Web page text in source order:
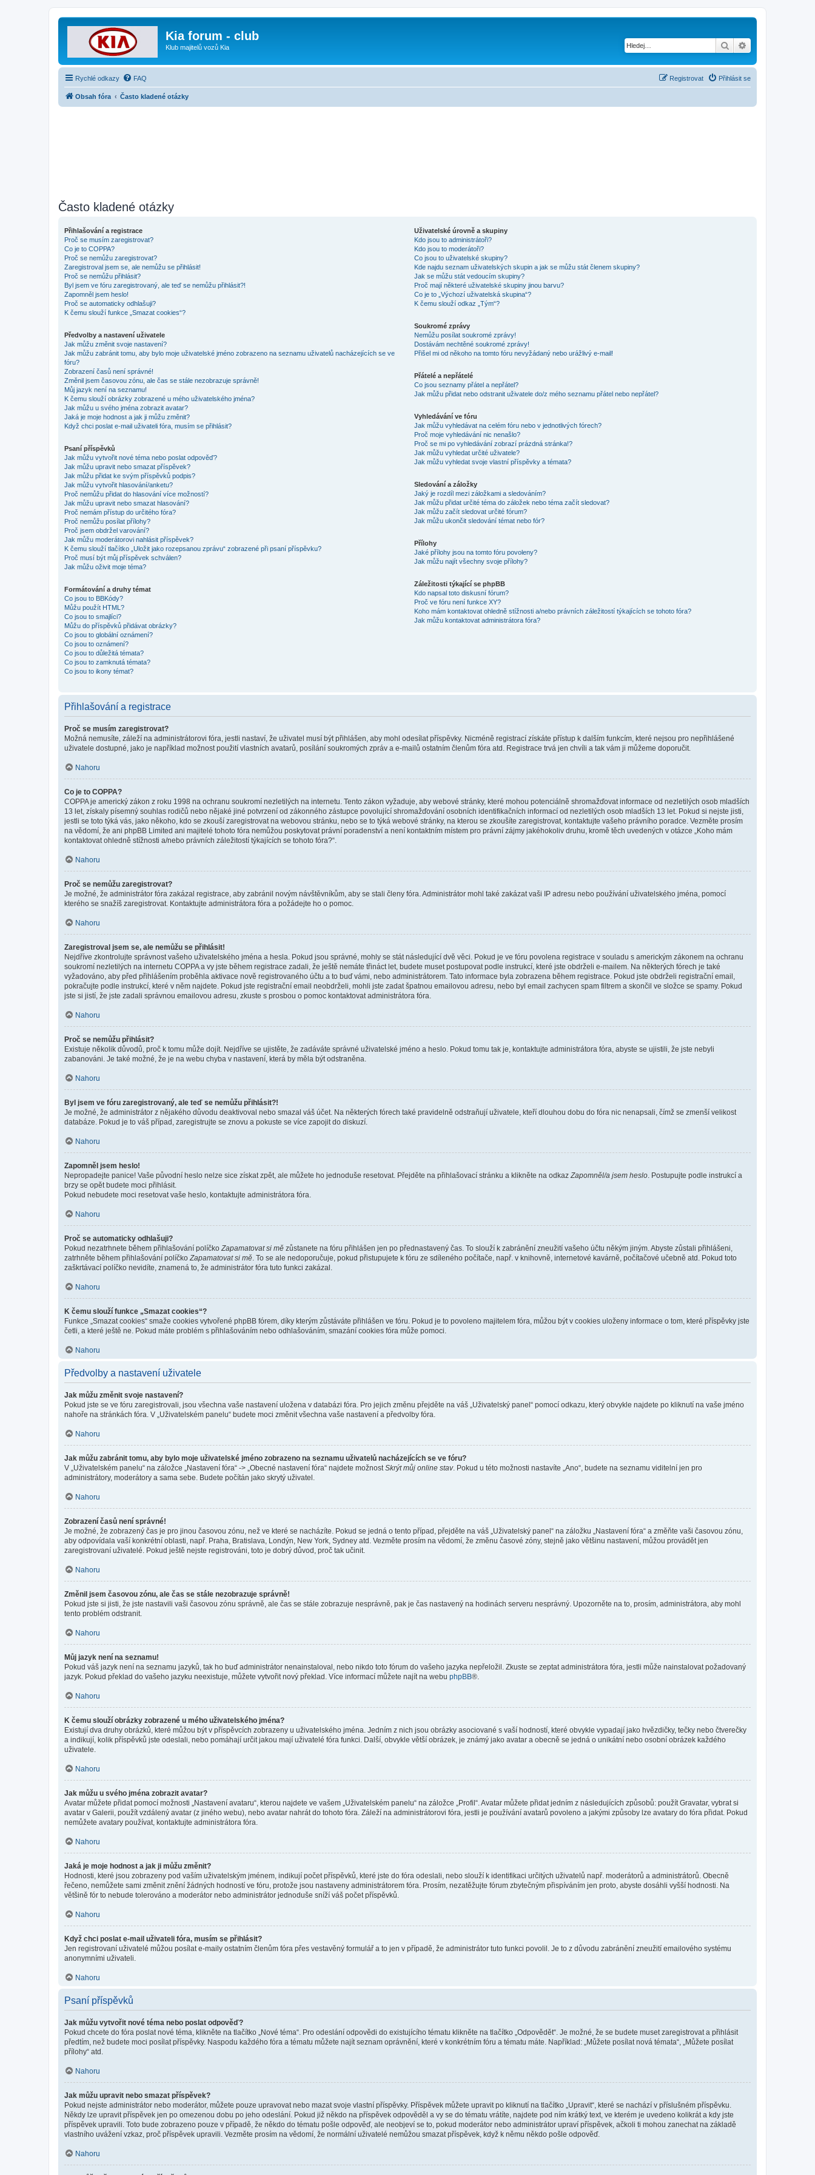
Kia forum - club
Klub majitelů vozů Kia Hledat
Rychlé odkazy FAQ Přihlásit se
Registrovat
Obsah fóra Často kladené otázky
Často kladené otázky
Přihlašování a registrace
Proč se musím zaregistrovat?
Co je to COPPA?
Proč se nemůžu zaregistrovat?
Zaregistroval jsem se, ale nemůžu se přihlásit!
Proč se nemůžu přihlásit?
Byl jsem ve fóru zaregistrovaný, ale teď se nemůžu přihlásit?!
Zapomněl jsem heslo!
Proč se automaticky odhlašuji?
K čemu slouží funkce „Smazat cookies“?
Předvolby a nastavení uživatele
Jak můžu změnit svoje nastavení?
Jak můžu zabránit tomu, aby bylo moje uživatelské jméno zobrazeno na seznamu uživatelů nacházejících se ve
fóru?
Zobrazení časů není správné!
Změnil jsem časovou zónu, ale čas se stále nezobrazuje správně!
Můj jazyk není na seznamu!
K čemu slouží obrázky zobrazené u mého uživatelského jména?
Jak můžu u svého jména zobrazit avatar?
Jaká je moje hodnost a jak ji můžu změnit?
Když chci poslat e-mail uživateli fóra, musím se přihlásit?
Psaní příspěvků
Jak můžu vytvořit nové téma nebo poslat odpověď?
Jak můžu upravit nebo smazat příspěvek?
Jak můžu přidat ke svým příspěvků podpis?
Jak můžu vytvořit hlasování/anketu?
Proč nemůžu přidat do hlasování více možností?
Jak můžu upravit nebo smazat hlasování?
Proč nemám přístup do určitého fóra?
Proč nemůžu posílat přílohy?
Proč jsem obdržel varování?
Jak můžu moderátorovi nahlásit příspěvek?
K čemu slouží tlačítko „Uložit jako rozepsanou zprávu“ zobrazené při psaní příspěvku?
Proč musí být můj příspěvek schválen?
Jak můžu oživit moje téma?
Formátování a druhy témat
Co jsou to BBKódy?
Můžu použít HTML?
Co jsou to smajlíci?
Můžu do příspěvků přidávat obrázky?
Co jsou to globální oznámení?
Co jsou to oznámení?
Co jsou to důležitá témata?
Co jsou to zamknutá témata?
Co jsou to ikony témat?
Uživatelské úrovně a skupiny
Kdo jsou to administrátoři?
Kdo jsou to moderátoři?
Co jsou to uživatelské skupiny?
Kde najdu seznam uživatelských skupin a jak se můžu stát členem skupiny?
Jak se můžu stát vedoucím skupiny?
Proč mají některé uživatelské skupiny jinou barvu?
Co je to „Výchozí uživatelská skupina“?
K čemu slouží odkaz „Tým“?
Soukromé zprávy
Nemůžu posílat soukromé zprávy!
Dostávám nechtěné soukromé zprávy!
Přišel mi od někoho na tomto fóru nevyžádaný nebo urážlivý e-mail!
Přátelé a nepřátelé
Co jsou seznamy přátel a nepřátel?
Jak můžu přidat nebo odstranit uživatele do/z mého seznamu přátel nebo nepřátel?
Vyhledávání ve fóru
Jak můžu vyhledávat na celém fóru nebo v jednotlivých fórech?
Proč moje vyhledávání nic nenašlo?
Proč se mi po vyhledávání zobrazí prázdná stránka!?
Jak můžu vyhledat určité uživatele?
Jak můžu vyhledat svoje vlastní příspěvky a témata?
Sledování a záložky
Jaký je rozdíl mezi záložkami a sledováním?
Jak můžu přidat určité téma do záložek nebo téma začít sledovat?
Jak můžu začít sledovat určité fórum?
Jak můžu ukončit sledování témat nebo fór?
Přílohy
Jaké přílohy jsou na tomto fóru povoleny?
Jak můžu najít všechny svoje přílohy?
Záležitosti týkající se phpBB
Kdo napsal toto diskusní fórum?
Proč ve fóru není funkce XY?
Koho mám kontaktovat ohledně stížnosti a/nebo právních záležitostí týkajících se tohoto fóra?
Jak můžu kontaktovat administrátora fóra?
Přihlašování a registrace
Proč se musím zaregistrovat?
Možná nemusíte, záleží na administrátorovi fóra, jestli nastaví, že uživatel musí být přihlášen, aby mohl odesílat příspěvky. Nicméně registrací získáte přístup k dalším funkcím, které nejsou pro nepřihlášené
uživatele dostupné, jako je například možnost použití vlastních avatarů, posílání soukromých zpráv a e-mailů ostatním členům fóra atd. Registrace trvá jen chvíli a tak vám ji můžeme doporučit.
Nahoru
Co je to COPPA?
COPPA je americký zákon z roku 1998 na ochranu soukromí nezletilých na internetu. Tento zákon vyžaduje, aby webové stránky, které mohou potenciálně shromažďovat informace od nezletilých osob mladších
13 let, získaly písemný souhlas rodičů nebo nějaké jiné potvrzení od zákonného zástupce povolující shromažďování osobních identifikačních informací od nezletilých osob mladších 13 let. Pokud si nejste jisti,
jestli se toto týká vás, jako někoho, kdo se zkouší zaregistrovat na webovou stránku, nebo se to týká webové stránky, na kterou se zkoušíte zaregistrovat, kontaktujte vašeho právního poradce. Vezměte prosím
na vědomí, že ani phpBB Limited ani majitelé tohoto fóra nemůžou poskytovat právní poradenství a není kontaktním místem pro právní zájmy jakéhokoliv druhu, kromě těch uvedených v otázce „Koho mám
kontaktovat ohledně stížnosti a/nebo právních záležitostí týkajících se tohoto fóra?“.
Nahoru
Proč se nemůžu zaregistrovat?
Je možné, že administrátor fóra zakázal registrace, aby zabránil novým návštěvníkům, aby se stali členy fóra. Administrátor mohl také zakázat vaši IP adresu nebo používání uživatelského jména, pomocí
kterého se snažíš zaregistrovat. Kontaktujte administrátora fóra a požádejte ho o pomoc.
Nahoru
Zaregistroval jsem se, ale nemůžu se přihlásit!
Nejdříve zkontrolujte správnost vašeho uživatelského jména a hesla. Pokud jsou správné, mohly se stát následující dvě věci. Pokud je ve fóru povolena registrace v souladu s americkým zákonem na ochranu
soukromí nezletilých na internetu COPPA a vy jste během registrace zadali, že ještě nemáte třináct let, budete muset postupovat podle instrukcí, které jste obdrželi e-mailem. Na některých fórech je také
vyžadováno, aby před přihlášením proběhla aktivace nově registrovaného účtu a to buď vámi, nebo administrátorem. Tato informace byla zobrazena během registrace. Pokud jste obdrželi registrační email,
pokračujte podle instrukcí, které v něm najdete. Pokud jste registrační email neobdrželi, mohli jste zadat špatnou emailovou adresu, nebo byl email zachycen spam filtrem a skončil ve složce se spamy. Pokud
jste si jistí, že jste zadali správnou emailovou adresu, zkuste s prosbou o pomoc kontaktovat administrátora fóra.
Nahoru
Proč se nemůžu přihlásit?
Existuje několik důvodů, proč k tomu může dojít. Nejdříve se ujistěte, že zadáváte správné uživatelské jméno a heslo. Pokud tomu tak je, kontaktujte administrátora fóra, abyste se ujistili, že jste nebyli
zabanováni. Je také možné, že je na webu chyba v nastavení, která by měla být odstraněna.
Nahoru
Byl jsem ve fóru zaregistrovaný, ale teď se nemůžu přihlásit?!
Je možné, že administrátor z nějakého důvodu deaktivoval nebo smazal váš účet. Na některých fórech také pravidelně odstraňují uživatele, kteří dlouhou dobu do fóra nic nenapsali, čímž se zmenší velikost
databáze. Pokud je to váš případ, zaregistrujte se znovu a pokuste se více zapojit do diskuzí.
Nahoru
Zapomněl jsem heslo!
Nepropadejte panice! Vaše původní heslo nelze sice získat zpět, ale můžete ho jednoduše resetovat. Přejděte na přihlašovací stránku a klikněte na odkaz Zapomněl/a jsem heslo . Postupujte podle instrukcí a
brzy se opět budete moci přihlásit.
Pokud nebudete moci resetovat vaše heslo, kontaktujte administrátora fóra.
Nahoru
Proč se automaticky odhlašuji?
Pokud nezatrhnete během přihlašování políčko Zapamatovat si mě zůstanete na fóru přihlášen jen po přednastavený čas. To slouží k zabránění zneužití vašeho účtu někým jiným. Abyste zůstali přihlášeni,
zatrhněte během přihlašování políčko Zapamatovat si mě . To se ale nedoporučuje, pokud přistupujete k fóru ze sdíleného počítače, např. v knihovně, internetové kavárně, počítačové učebně atd. Pokud toto
zaškrtávací políčko nevidíte, znamená to, že administrátor fóra tuto funkci zakázal.
Nahoru
K čemu slouží funkce „Smazat cookies“?
Funkce „Smazat cookies“ smaže cookies vytvořené phpBB fórem, díky kterým zůstáváte přihlášen ve fóru. Pokud je to povoleno majitelem fóra, můžou být v cookies uloženy informace o tom, které příspěvky jste
četli, a které ještě ne. Pokud máte problém s přihlašováním nebo odhlašováním, smazání cookies fóra může pomoci.
Nahoru
Předvolby a nastavení uživatele
Jak můžu změnit svoje nastavení?
Pokud jste se ve fóru zaregistrovali, jsou všechna vaše nastavení uložena v databázi fóra. Pro jejich změnu přejděte na váš „Uživatelský panel“ pomocí odkazu, který obvykle najdete po kliknutí na vaše jméno
nahoře na stránkách fóra. V „Uživatelském panelu“ budete moci změnit všechna vaše nastavení a předvolby fóra.
Nahoru
Jak můžu zabránit tomu, aby bylo moje uživatelské jméno zobrazeno na seznamu uživatelů nacházejících se ve fóru?
V „Uživatelském panelu“ na záložce „Nastavení fóra“ -> „Obecné nastavení fóra“ najdete možnost Skrýt můj online stav. Pokud u této možnosti nastavíte „Ano“, budete na seznamu viditelní jen pro
administrátory, moderátory a sama sebe. Budete počítán jako skrytý uživatel.
Nahoru
Zobrazení časů není správné!
Je možné, že zobrazený čas je pro jinou časovou zónu, než ve které se nacházíte. Pokud se jedná o tento případ, přejděte na váš „Uživatelský panel“ na záložku „Nastavení fóra“ a změňte vaši časovou zónu,
aby odpovídala vaší konkrétní oblasti, např. Praha, Bratislava, Londýn, New York, Sydney atd. Vezměte prosím na vědomí, že změnu časové zóny, stejně jako většinu nastavení, můžou provádět jen
zaregistrovaní uživatelé. Pokud ještě nejste registrováni, toto je dobrý důvod, proč tak učinit.
Nahoru
Změnil jsem časovou zónu, ale čas se stále nezobrazuje správně!
Pokud jste si jisti, že jste nastavili vaši časovou zónu správně, ale čas se stále zobrazuje nesprávně, pak je čas nastavený na hodinách serveru nesprávný. Upozorněte na to, prosím, administrátora, aby mohl
tento problém odstranit.
Nahoru
Můj jazyk není na seznamu!
Pokud váš jazyk není na seznamu jazyků, tak ho buď administrátor nenainstaloval, nebo nikdo toto fórum do vašeho jazyka nepřeložil. Zkuste se zeptat administrátora fóra, jestli může nainstalovat požadovaný
jazyk. Pokud překlad do vašeho jazyku neexistuje, můžete vytvořit nový překlad. Více informací můžete najít na webu phpBB®.
Nahoru
K čemu slouží obrázky zobrazené u mého uživatelského jména?
Existují dva druhy obrázků, které můžou být v příspěvcích zobrazeny u uživatelského jména. Jedním z nich jsou obrázky asociované s vaší hodností, které obvykle vypadají jako hvězdičky, tečky nebo čtverečky
a indikují, kolik příspěvků jste odeslali, nebo pomáhají určit jakou mají uživatelé fóra funkci. Další, obvykle větší obrázek, je známý jako avatar a obecně se jedná o unikátní nebo osobní obrázek každého
uživatele.
Nahoru
Jak můžu u svého jména zobrazit avatar?
Avatar můžete přidat pomocí možnosti „Nastavení avataru“, kterou najdete ve vašem „Uživatelském panelu“ na záložce „Profil“. Avatar můžete přidat jedním z následujících způsobů: použít Gravatar, vybrat si
avatar v Galerii, použít vzdálený avatar (z jiného webu), nebo avatar nahrát do tohoto fóra. Záleží na administrátorovi fóra, jestli je používání avatarů povoleno a jakými způsoby lze avatary do fóra přidat. Pokud
nemůžete avatary používat, kontaktujte administrátora fóra.
Nahoru
Jaká je moje hodnost a jak ji můžu změnit?
Hodnosti, které jsou zobrazeny pod vaším uživatelským jménem, indikují počet příspěvků, které jste do fóra odeslali, nebo slouží k identifikaci určitých uživatelů např. moderátorů a administrátorů. Obecně
řečeno, nemůžete sami změnit znění žádných hodností ve fóru, protože jsou nastaveny administrátorem fóra. Prosím, nezatěžujte fórum zbytečným přispíváním jen proto, abyste dosáhli vyšší hodnosti. Na
většině fór to nebude tolerováno a moderátor nebo administrátor jednoduše sníží váš počet příspěvků.
Nahoru
Když chci poslat e-mail uživateli fóra, musím se přihlásit?
Jen registrovaní uživatelé můžou posílat e-maily ostatním členům fóra přes vestavěný formulář a to jen v případě, že administrátor tuto funkci povolil. Je to z důvodu zabránění zneužití emailového systému
anonymními uživateli.
Nahoru
Psaní příspěvků
Jak můžu vytvořit nové téma nebo poslat odpověď?
Pokud chcete do fóra poslat nové téma, klikněte na tlačítko „Nové téma“. Pro odeslání odpovědi do existujícího tématu klikněte na tlačítko „Odpovědět“. Je možné, že se budete muset zaregistrovat a přihlásit
předtím, než budete moci posílat příspěvky. Naspodu každého fóra a tématu můžete najít seznam oprávnění, které v konkrétním fóru a tématu máte. Například: „Můžete posílat nová témata“, „Můžete posílat
přílohy“ atd.
Nahoru
Jak můžu upravit nebo smazat příspěvek?
Pokud nejste administrátor nebo moderátor, můžete pouze upravovat nebo mazat svoje vlastní příspěvky. Příspěvek můžete upravit po kliknutí na tlačítko „Upravit“, které se nachází v příslušném příspěvku.
Někdy lze upravit příspěvek jen po omezenou dobu po jeho odeslání. Pokud již někdo na příspěvek odpověděl a vy se do tématu vrátíte, najdete pod ním krátký text, ve kterém je uvedeno kolikrát a kdy jste
příspěvek upravili. Toto bude zobrazeno pouze v případě, že někdo do tématu pošle odpověď, ale neobjeví se to, pokud moderátor nebo administrátor upraví příspěvek, ačkoli ti mohou zanechat na základě
vlastního uvážení vzkaz, proč příspěvek upravili. Vezměte prosím na vědomí, že normální uživatelé nemůžou smazat příspěvek, když k němu někdo pošle odpověď.
Nahoru